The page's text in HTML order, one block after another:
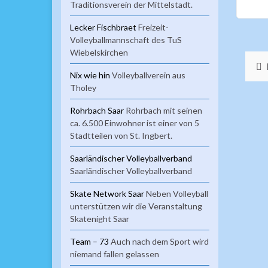
Traditionsverein der Mittelstadt.
Lecker Fischbraet Freizeit-
Volleyballmannschaft des TuS
Wiebelskirchen
Nix wie hin Volleyballverein aus
Tholey
Rohrbach Saar Rohrbach mit seinen
ca. 6.500 Einwohner ist einer von 5
Stadtteilen von St. Ingbert.
Saarländischer Volleyballverband
Saarländischer Volleyballverband
Skate Network SaarNeben Volleyball
unterstützen wir die Veranstaltung
Skatenight Saar
Team – 73 Auch nach dem Sport wird
niemand fallen gelassen